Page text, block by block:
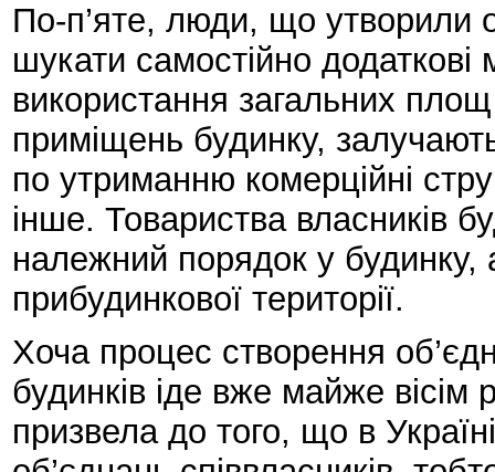
По-п’яте, люди, що утворили
шукати самостійно
використання загальних
приміщень будинку,
по утриманню комерційні
інше. Товариства власників
належний порядок у будинку,
прибудинкової території.
Хоча процес створення
будинків іде вже майже вісім
призвела до того, що в